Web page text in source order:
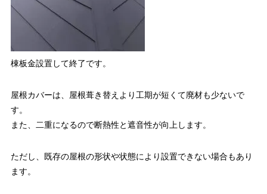
棟板金設置して終了です。
屋根カバーは、屋根葺き替えより工期が短くて廃材も少ないで
す。
また、二重になるので断熱性と遮音性が向上します。
ただし、既存の屋根の形状や状態により設置できない場合もあり
ます。